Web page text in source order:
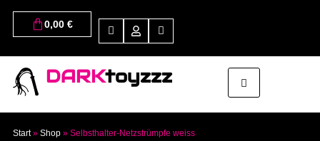
0,00 €
DARKtoyzzz
Start» Shop» Selbsthalter-Netzstrümpfe weiss